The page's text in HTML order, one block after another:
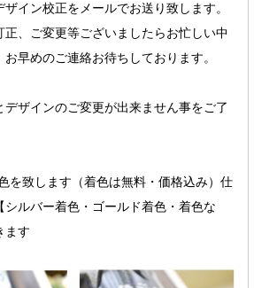
イン校正をメールでお送り致します。
正、ご変更等ございましたらお忙しい中
早めのご連絡お待ちしております。
デザインのご変更が出来ません事をご了
を致します（着色は無料・価格込み）仕
シルバー着色・ゴールド着色・着色な
ます